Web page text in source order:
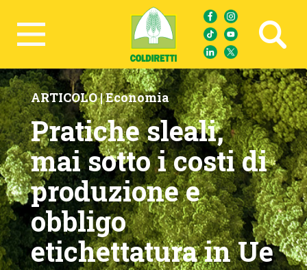
Ricerca avanzata
ARTICOLO |Economia
Pratiche sleali,
mai sotto i costi di
produzione e
obbligo
etichettatura in Ue